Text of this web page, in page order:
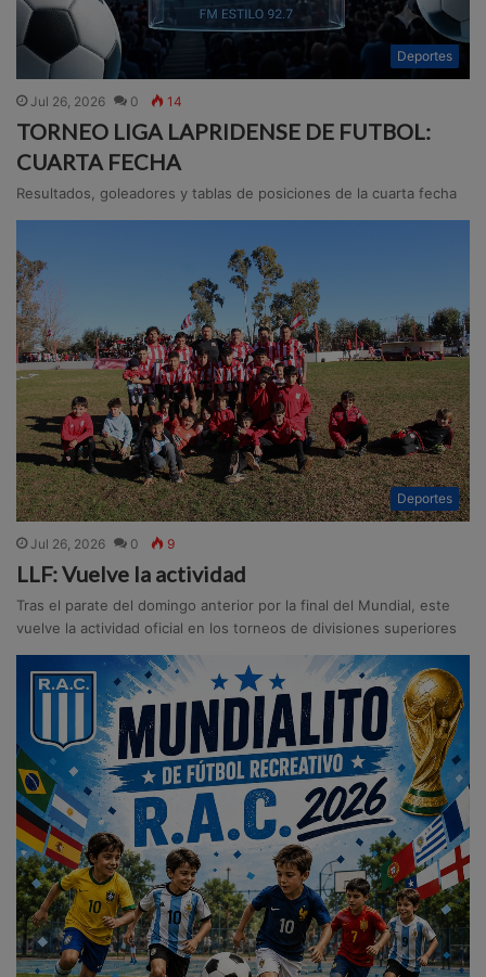
Deportes
Jul 26, 2026 0 14
TORNEO LIGA LAPRIDENSE DE FUTBOL:
CUARTA FECHA
Resultados, goleadores y tablas de posiciones de la cuarta fecha
Deportes
Jul 26, 2026 0 9
LLF: Vuelve la actividad
Tras el parate del domingo anterior por la final del Mundial, este
vuelve la actividad oficial en los torneos de divisiones superiores